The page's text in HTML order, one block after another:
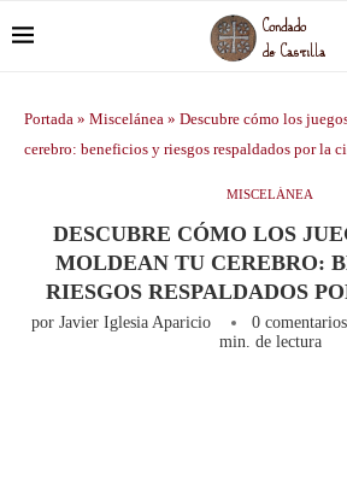
Portada » Miscelánea » Descubre cómo los
cerebro: beneficios y riesgos respaldados por la
MISCELÁNEA
DESCUBRE CÓMO LOS
MOLDEAN TU CEREBRO:
RIESGOS RESPALDADOS
por Javier Iglesia Aparicio 0 comentarios
min. de lectura